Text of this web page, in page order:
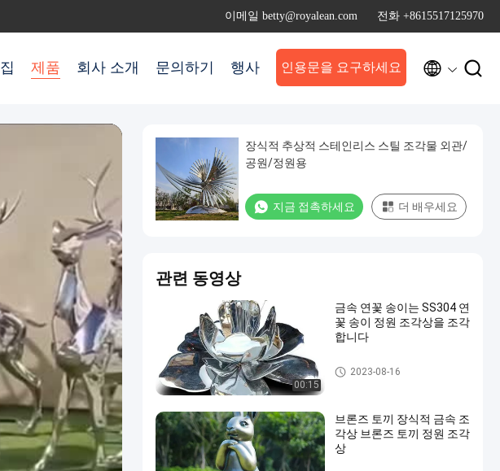
이메일 betty@royalean.com 전화 +8615517125970
집 제품 회사 소개 문의하기 행사 인용문을 요구하세요  
장식적 추상적 스테인리스 스틸 조각물 외관/
공원/정원용
지금 접촉하세요 더 배우세요
관련 동영상
00:15
금속 연꽃 송이는 SS304 연
꽃 송이 정원 조각상을 조각
합니다
장식용 금속 조각품
2023-08-16
브론즈 토끼 장식적 금속 조
각상 브론즈 토끼 정원 조각
상